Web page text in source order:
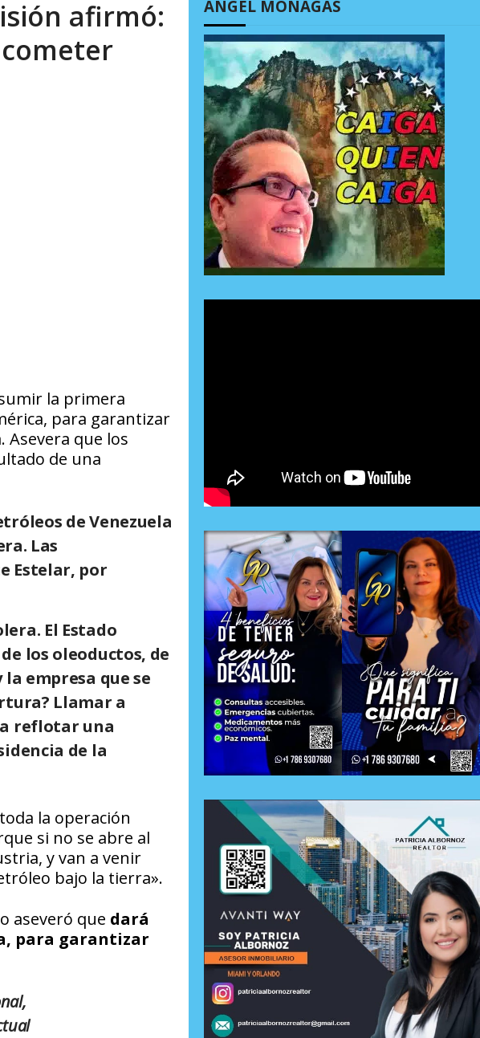
AGOSTO 9, 2026afirmó:
la primera
para garantizar
que los
de una
de Venezuela
Las
Estelar, por
El Estado
los oleoductos, de
empresa que se
Llamar a
reflotar una
de la
la operación
si no se abre al
y van a venir
bajo la tierra».
aseveró que dará
para garantizar
ÁNGEL MONAGAS